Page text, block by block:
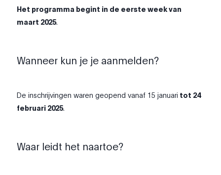
Het programma begint in de eerste week van
maart 2025.
Wanneer kun je je aanmelden?
De inschrijvingen waren geopend vanaf 15 januari tot 24
februari 2025.
Waar leidt het naartoe?